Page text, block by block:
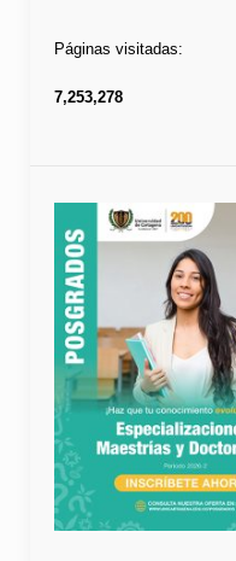
Páginas visitadas:
7,253,278